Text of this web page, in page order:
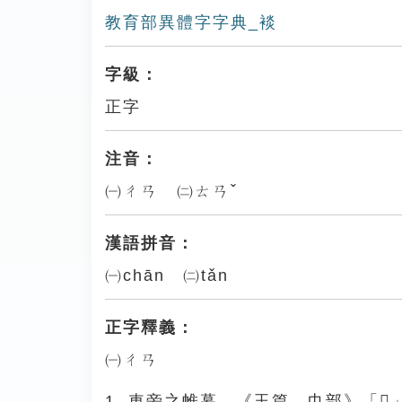
教育部異體字字典_裧
字級：
正字
注音：
㈠ㄔㄢ ㈡ㄊㄢˇ
漢語拼音：
㈠chān ㈡tǎn
正字釋義：
㈠ㄔㄢ